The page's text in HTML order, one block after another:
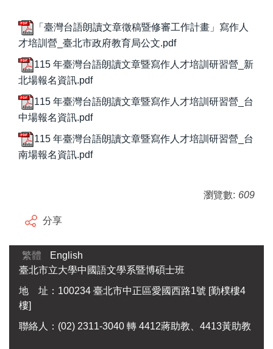
「臺灣台語朗讀文章徵稿暨修審工作計畫」寫作人
才培訓營_臺北市政府教育局公文.pdf
115 年臺灣台語朗讀文章暨寫作人才培訓研習營_新
北場報名資訊.pdf
115 年臺灣台語朗讀文章暨寫作人才培訓研習營_台
中場報名資訊.pdf
115 年臺灣台語朗讀文章暨寫作人才培訓研習營_台
南場報名資訊.pdf
瀏覽數: 609
分享
繁體
English
臺北市立大學中國語文學系暨博碩士班
地 址：100234 臺北市中正區愛國西路1號 [勤樸樓4
樓]
聯絡人：(02) 2311-3040 轉 4412蔣助教、4413黃助教